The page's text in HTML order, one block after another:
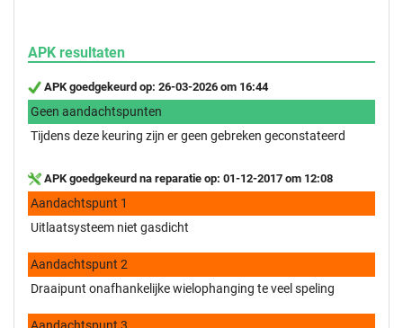
APK resultaten
APK goedgekeurd op: 26-03-2026 om 16:44
Geen aandachtspunten
Tijdens deze keuring zijn er geen gebreken geconstateerd
APK goedgekeurd na reparatie op: 01-12-2017 om 12:08
Aandachtspunt 1
Uitlaatsysteem niet gasdicht
Aandachtspunt 2
Draaipunt onafhankelijke wielophanging te veel speling
Aandachtspunt 3